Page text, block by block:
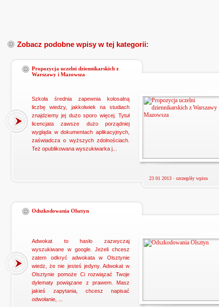
Zobacz podobne wpisy w tej kategorii:
Propozycja uczelni dziennikarskich z
Warszawy i Mazowsza
Szkoła średnia zapewnia kolosalną
liczbę wiedzy, jakkolwiek na studiach
znajdziemy jej dużo sporo więcej. Tytuł
licencjata zawsze dużo porządniej
wygląda w dokumentach aplikacyjnych,
zaświadcza o wyższych zdolnościach.
Też opublikowana wyszukiwarka j...
23 01 2013 · szczegóły wpisu
Odszkodowania Olsztyn
Adwokat to hasło zazwyczaj
wyszukiwane w google. Jeżeli chcesz
zatem odkryć adwokata w Olsztynie
wiedz, że nie jesteś jedyny. Adwokat w
Olsztynie pomoże Ci rozwiązać Twoje
dylematy powiązane z prawem. Masz
jakieś zapytania, chcesz napisać
odwołanie, ...